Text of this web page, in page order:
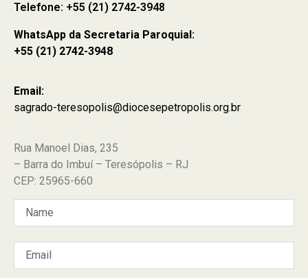
Telefone: +55 (21) 2742-3948
WhatsApp da Secretaria Paroquial:
+55 (21) 2742-3948
Email:
sagrado-teresopolis@diocesepetropolis.org.br
Rua Manoel Dias, 235
– Barra do Imbuí – Teresópolis – RJ
CEP: 25965-660